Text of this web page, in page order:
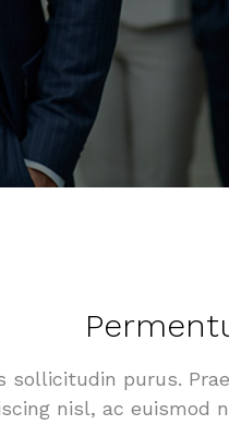
sollicitudin purus.
nisl, ac euismod